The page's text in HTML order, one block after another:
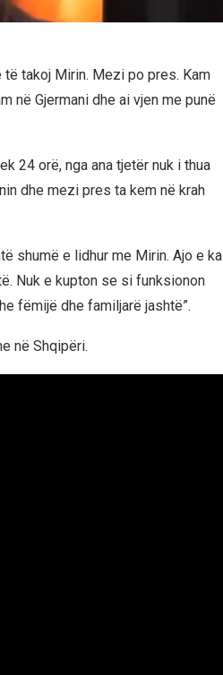
të takoj Mirin. Mezi po pres. Kam
në Gjermani dhe ai vjen me punë
24 orë, nga ana tjetër nuk i thua
dhe mezi pres ta kem në krah
shumë e lidhur me Mirin. Ajo e ka
Nuk e kupton se si funksionon
fëmijë dhe familjarë jashtë”.
në Shqipëri.